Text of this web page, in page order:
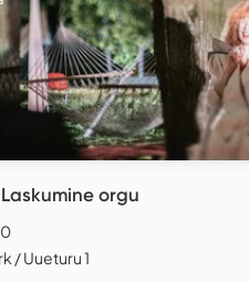
orgu
/ Uueturu 1